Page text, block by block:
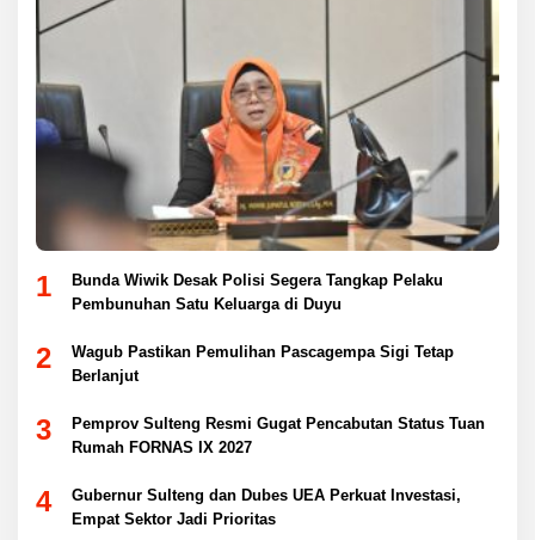
1
Bunda Wiwik Desak Polisi Segera Tangkap Pelaku
Pembunuhan Satu Keluarga di Duyu
2
Wagub Pastikan Pemulihan Pascagempa Sigi Tetap
Berlanjut
3
Pemprov Sulteng Resmi Gugat Pencabutan Status Tuan
Rumah FORNAS IX 2027
4
Gubernur Sulteng dan Dubes UEA Perkuat Investasi,
Empat Sektor Jadi Prioritas